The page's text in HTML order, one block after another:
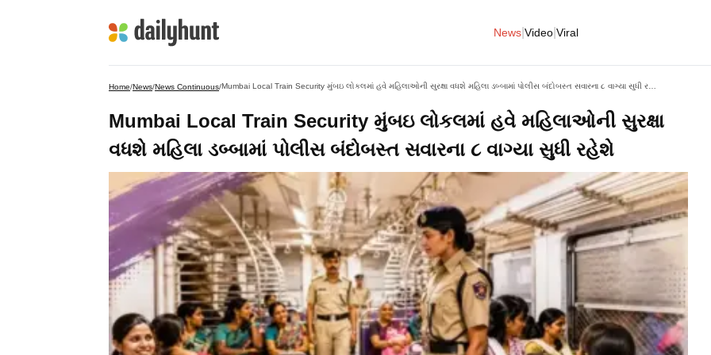
News Video Viral
Home/News/News Continuous/
Mumbai Local Train Security મુંબઇ લોકલમાં હવે મહિલાઓની સુરક્ષા
વધશે મહિલા ડબ્બામાં પોલીસ બંદોબસ્ત સવારના ૮ વાગ્યા સુધી રહેશે